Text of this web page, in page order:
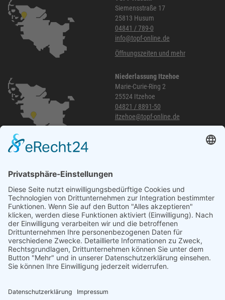
Siemensstraße 17
25813 Husum
04841 / 789-0
info@topf-online.de
Öffnungszeiten und mehr
Niederlassung Itzehoe
Marie-Curie-Ring 2
25524 Itzehoe
04821 / 8891-50
itzehoe@topf-online.de
040 / 21 04 04 04-04
glinde@topf-online.de
Öffnungszeiten und mehr